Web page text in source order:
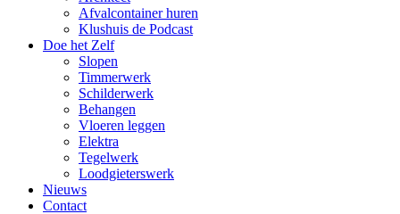
Afvalcontainer huren
Klushuis de Podcast
Doe het Zelf
Slopen
Timmerwerk
Schilderwerk
Behangen
Vloeren leggen
Elektra
Tegelwerk
Loodgieterswerk
Nieuws
Contact